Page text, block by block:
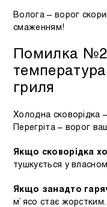
Волога – ворог
смаженням!
Помилка
гриля
Холодна сковорідка
Перегріта – ворог
Якщо сковорідка
тушкується у
Якщо занадто
м`ясо стає жорстким.